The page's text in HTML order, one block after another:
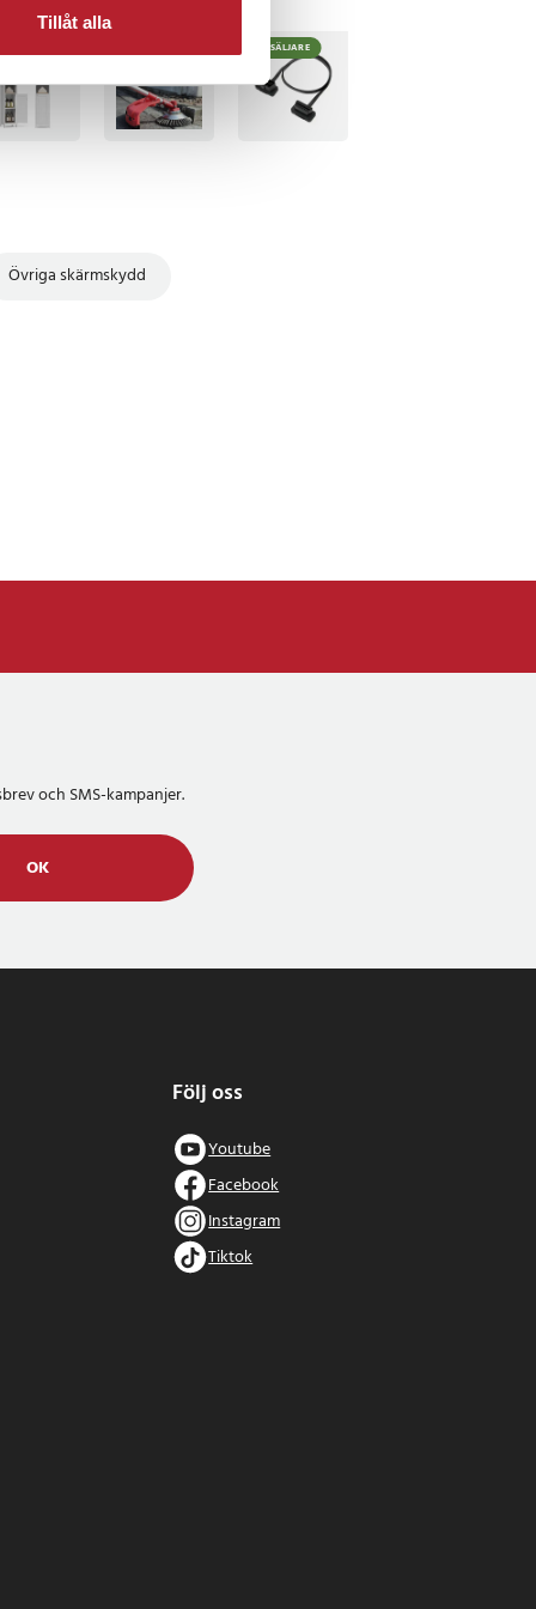
Tillåt alla
BÄSTSÄLJARE
Övriga skärmskydd
och SMS-kampanjer.
OK
Följ oss
Youtube
Facebook
Instagram
Tiktok